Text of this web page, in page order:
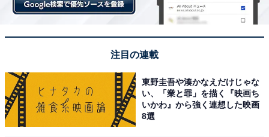
注目の連載
東野圭吾や湊かなえだけじゃな
い、「業と罪」を描く『映画ち
いかわ』から強く連想した映画
8選